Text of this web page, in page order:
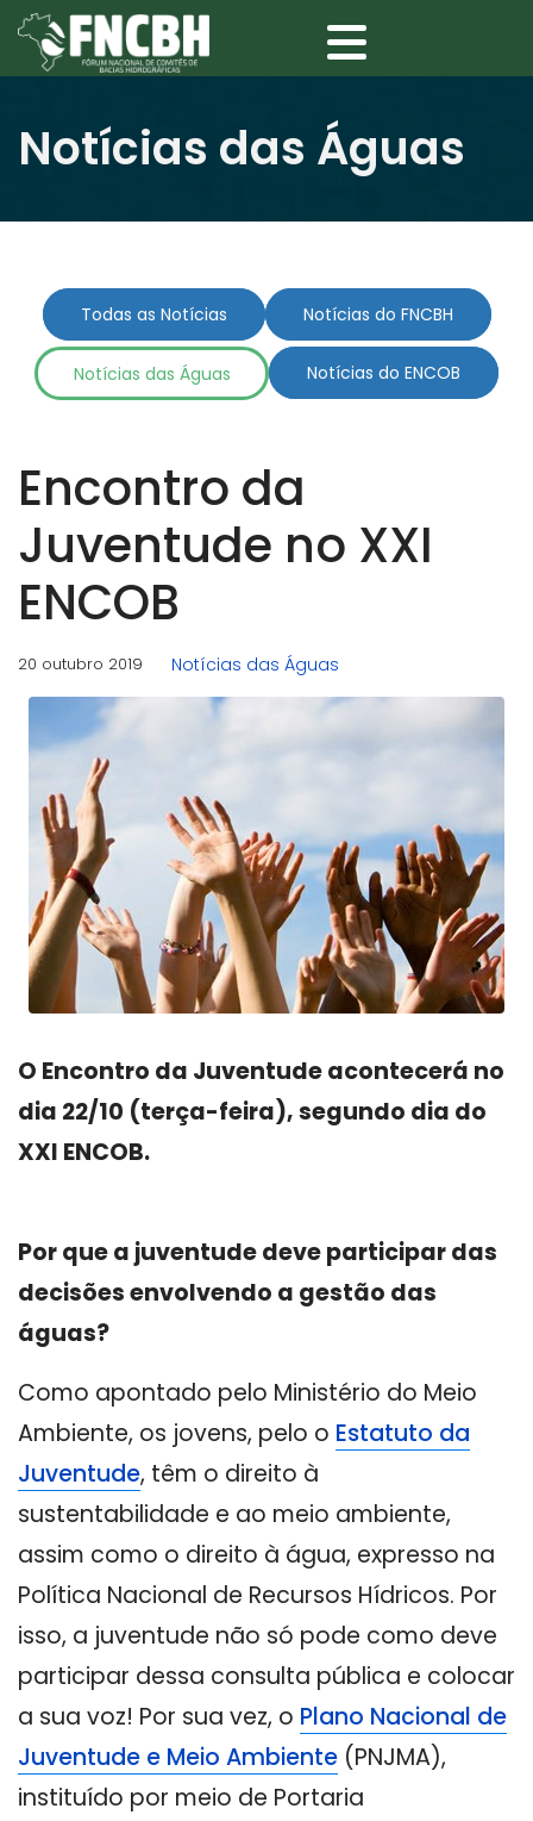
Notícias das Águas
Todas as Notícias Notícias do FNCBH
Notícias das Águas Notícias do ENCOB
Encontro da
Juventude​ no XXI
ENCOB
20 outubro 2019 Notícias das Águas
O Encontro da Juventude acontecerá no
dia 22/10 (terça-feira), segundo dia do
XXI ENCOB.
Por que a juventude deve participar das
decisões envolvendo a gestão das
águas?
Como apontado pelo Ministério do Meio
Ambiente, os jovens, pelo o Estatuto da
Juventude, têm o direito à
sustentabilidade e ao meio ambiente,
assim como o direito à água, expresso na
Política Nacional de Recursos Hídricos. Por
isso, a juventude não só pode como deve
participar dessa consulta pública e colocar
a sua voz! Por sua vez, o Plano Nacional de
Juventude e Meio Ambiente (PNJMA),
instituído por meio de Portaria